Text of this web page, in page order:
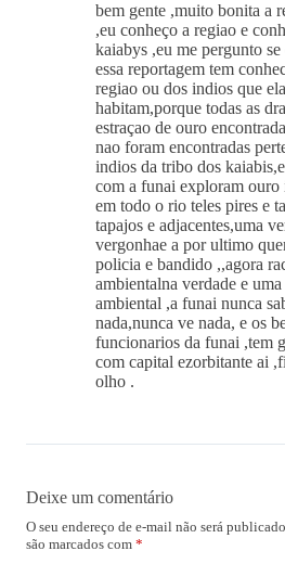
bem gente ,muito bonita a
,eu conheço a regiao e
kaiabys ,eu me pergunto
essa reportagem tem
regiao ou dos indios que ela
habitam,porque todas as
estraçao de ouro
nao foram encontradas
indios da tribo dos
com a funai exploram ouro
em todo o rio teles pires e
tapajos e adjacentes,uma
vergonhae a por ultimo
policia e bandido ,,agora
ambientalna verdade e uma
ambiental ,a funai nunca
nada,nunca ve nada, e os
funcionarios da funai ,tem
com capital ezorbitante ai
olho .
Deixe um comentário
O seu endereço de e-mail não será
são marcados com *